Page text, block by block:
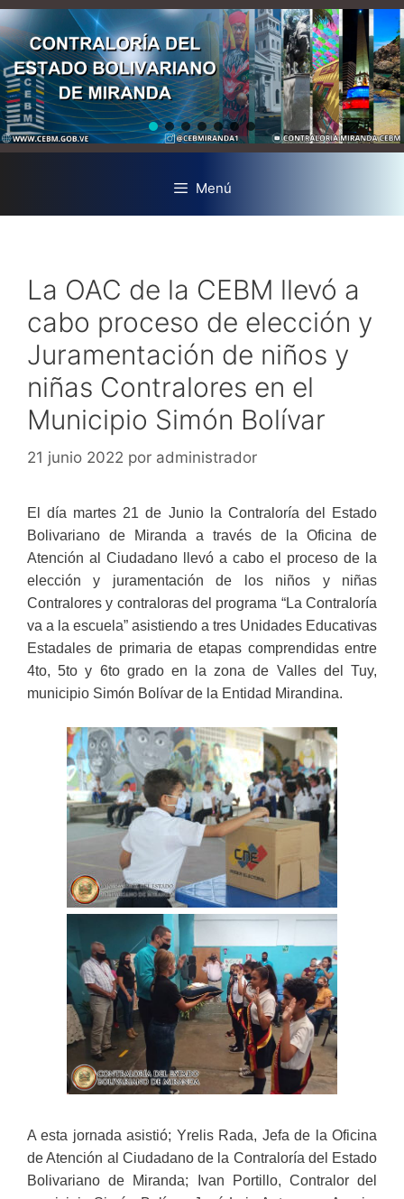
Menú
La OAC de la CEBM llevó a
cabo proceso de elección y
Juramentación de niños y
niñas Contralores en el
Municipio Simón Bolívar
21 junio 2022 por administrador
El día martes 21 de Junio la Contraloría del Estado
Bolivariano de Miranda a través de la Oficina de
Atención al Ciudadano llevó a cabo el proceso de la
elección y juramentación de los niños y niñas
Contralores y contraloras del programa “La Contraloría
va a la escuela” asistiendo a tres Unidades Educativas
Estadales de primaria de etapas comprendidas entre
4to, 5to y 6to grado en la zona de Valles del Tuy,
municipio Simón Bolívar de la Entidad Mirandina.
A esta jornada asistió; Yrelis Rada, Jefa de la Oficina
de Atención al Ciudadano de la Contraloría del Estado
Bolivariano de Miranda; Ivan Portillo, Contralor del